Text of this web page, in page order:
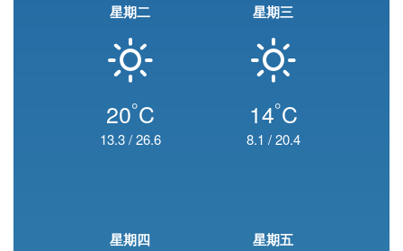
星期二
20°C
13.3/26.6
星期三
14°C
8.1 /20.4
星期四 星期五